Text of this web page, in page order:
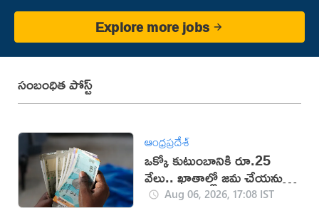
Explore more jobs
సంబంధిత పోస్ట్
ఆంధ్రప్రదేశ్
ఒక్కో కుటుంబానికి రూ.25
వేలు.. ఖాతాల్లో జ‌మ చేయ‌నున్న
ప్ర‌భుత్వం..!
Aug 06, 2026, 17:08 IST